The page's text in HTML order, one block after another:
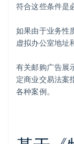
符合这些条件是
如果由于业务性
虚拟办公室地址
有关邮购广告展
定商业交易法案
各种案例。